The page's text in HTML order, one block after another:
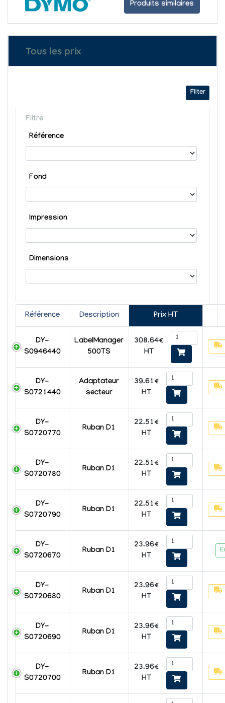
Produits similaires
Tous les prix
Filter
Filtre
Référence
Fond
Impression
Dimensions
Référence Description Prix HT
DY-
S0946440
LabelManager
500TS
308.64€
HT
DY-
S0721440
Adaptateur
secteur
39.61€
HT
DY-
S0720770
Ruban D1
22.51€
HT
DY-
S0720780
Ruban D1
22.51€
HT
DY-
S0720790
Ruban D1
22.51€
HT
DY-
S0720670
Ruban D1
23.96€
HT
DY-
S0720680
Ruban D1
23.96€
HT
DY-
S0720690
Ruban D1
23.96€
HT
DY-
S0720700
Ruban D1
23.96€
HT